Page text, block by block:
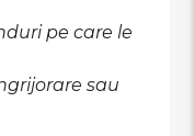
pe care le
sau